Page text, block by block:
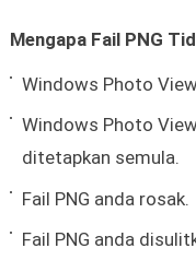
Mengapa Fail PNG
Windows Photo
Windows Photo
ditetapkan semula.
Fail PNG anda rosak.
Fail PNG anda